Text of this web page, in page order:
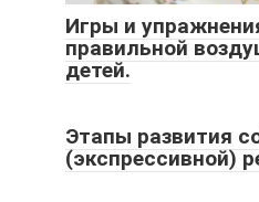
Игры и
правильной
детей.
Этапы развития
(экспрессивной)